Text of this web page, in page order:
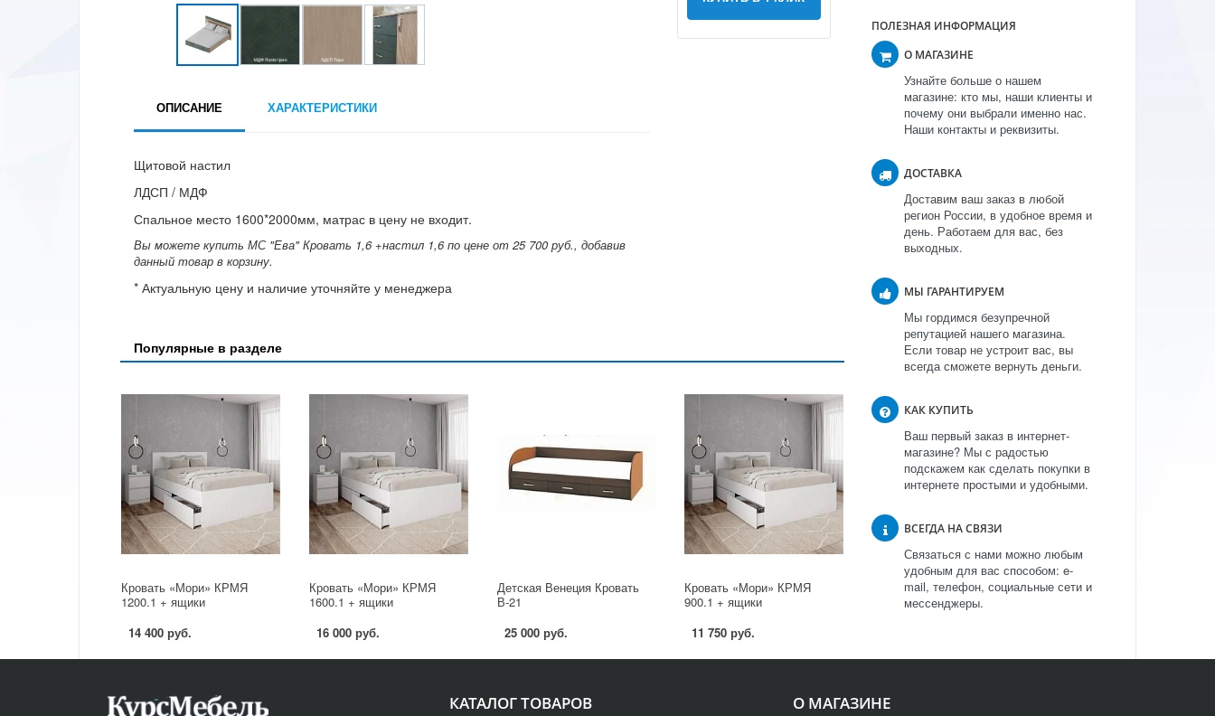
ОПИСАНИЕ ХАРАКТЕРИСТИКИ
Щитовой настил
ЛДСП / МДФ
Спальное место 1600*2000мм, матрас в цену не входит.
Вы можете купить МС "Ева" Кровать 1,6 +настил 1,6 по цене от 25 700 руб., добавив
данный товар в корзину.
* Актуальную цену и наличие уточняйте у менеджера
Популярные в разделе
Кровать «Мори» КРМЯ
1200.1 + ящики
14 400 руб.
Кровать «Мори» КРМЯ
1600.1 + ящики
16 000 руб.
Детская Венеция Кровать
В-21
25 000 руб.
Кровать «Мори» КРМЯ
900.1 + ящики
11 750 руб.
ПОЛЕЗНАЯ ИНФОРМАЦИЯ
О МАГАЗИНЕ
Узнайте больше о нашем
магазине: кто мы, наши клиенты и
почему они выбрали именно нас.
Наши контакты и реквизиты.
ДОСТАВКА
Доставим ваш заказ в любой
регион России, в удобное время и
день. Работаем для вас, без
выходных.
МЫ ГАРАНТИРУЕМ
Мы гордимся безупречной
репутацией нашего магазина.
Если товар не устроит вас, вы
всегда сможете вернуть деньги.
КАК КУПИТЬ
Ваш первый заказ в интернет-
магазине? Мы с радостью
подскажем как сделать покупки в
интернете простыми и удобными.
ВСЕГДА НА СВЯЗИ
Связаться с нами можно любым
удобным для вас способом: e-
mail, телефон, социальные сети и
мессенджеры.
О МАГАЗИНЕ
КАТАЛОГ ТОВАРОВ